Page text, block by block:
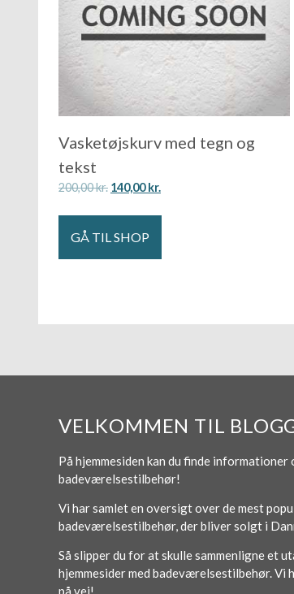
Vasketøjskurv med tegn og
tekst
200,00kr. 140,00kr.
GÅ TIL SHOP
VELKOMMEN TIL
På hjemmesiden kan du finde informationer
badeværelsestilbehør!
Vi har samlet en oversigt over de mest
badeværelsestilbehør, der bliver solgt i
Så slipper du for at skulle sammenligne et
hjemmesider med badeværelsestilbehør. Vi